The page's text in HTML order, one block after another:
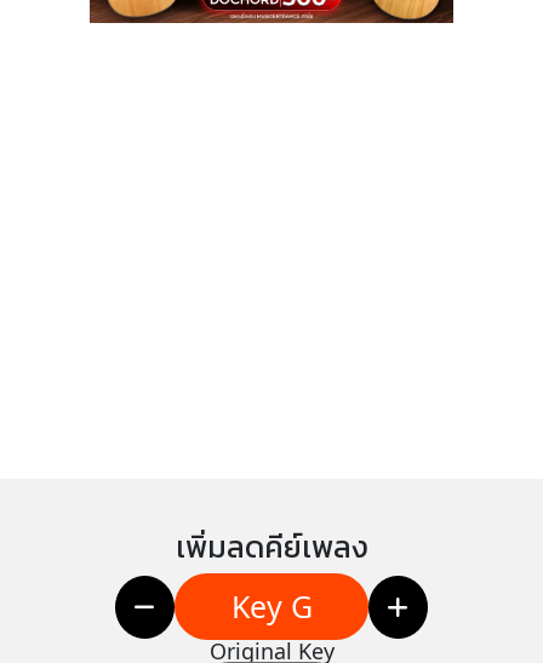
เพิ่มลดคีย์เพลง
Key G
Original Key